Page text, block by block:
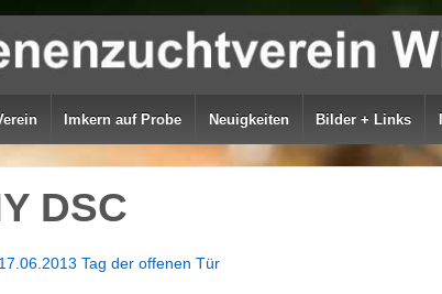
Imkern auf Probe Neuigkeiten Bilder + Links
DSC
17.06.2013 Tag der offenen Tür